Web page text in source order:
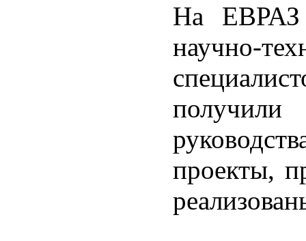
На ЕВРАЗ
научно-
проекты,